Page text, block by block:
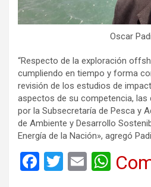
Oscar
“Respecto de la exploración
cumpliendo en tiempo y forma
revisión de los estudios de
aspectos de su competencia,
por la Subsecretaría de Pesca y
de Ambiente y Desarrollo
Energía de la Nación», agregó
F
T
E
W